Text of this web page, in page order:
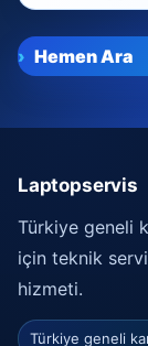
Hemen Ara
Laptopservis
Türkiye geneli
için teknik
hizmeti.
Türkiye geneli